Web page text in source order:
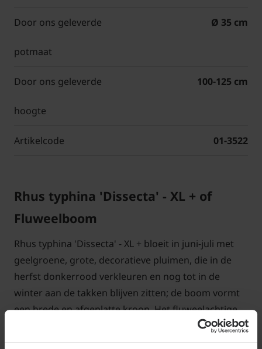
Door ons geleverde
potmaat
Ø 35 cm
Door ons geleverde
hoogte
100-125 cm
Artikelcode 01-3522
Rhus typhina 'Dissecta' - XL + of
Fluweelboom
Rhus typhina 'Dissecta' - XL + bloeit in juni-juli met
geelgroene, grote, decoratieve pluimen, die in de
herfst donkerrood verkleuren en nog tot in de
winter aan de takken blijven zitten; de boom vormt
een brede en afgeplatte kroon. Het fluweelachtige
blad van de Rhus typhina 'Dissecta' is zeer diep
ingesneden en lijkt wel wat op varenbladeren. De